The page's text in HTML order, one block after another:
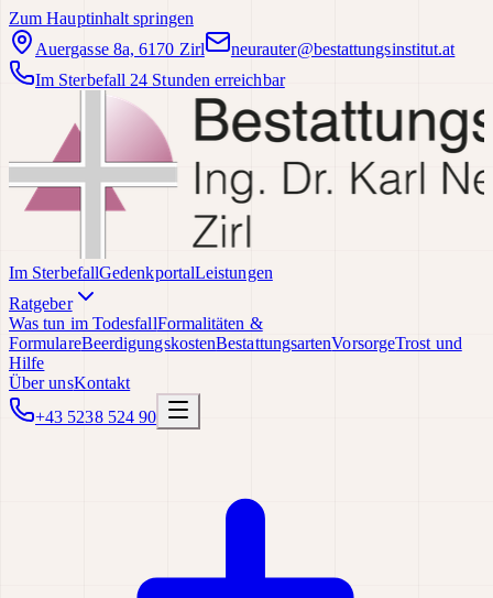
Zum Hauptinhalt springen
Auergasse 8a, 6170 Zirl
neurauter@bestattungsinstitut.at
Im Sterbefall 24 Stunden erreichbar
Im SterbefallGedenkportalLeistungen
Ratgeber
Was tun im TodesfallFormalitäten &
FormulareBeerdigungskostenBestattungsartenVorsorgeTrost und
Hilfe
Über unsKontakt
+43 5238 524 90